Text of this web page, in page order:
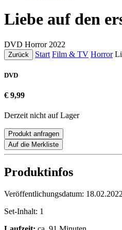
Liebe auf den
DVD Horror 2022
Zurück Start Film & TV Horror
DVD
€ 9,99
Derzeit nicht auf Lager
Produkt anfragen
Auf die Merkliste
Produktinfos
Veröffentlichungsdatum: 18.02.2022
Set-Inhalt: 1